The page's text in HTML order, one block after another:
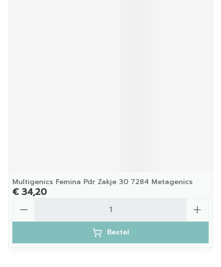
Multigenics Femina Pdr Zakje 30 7284 Metagenics
€ 34,20
Bestel